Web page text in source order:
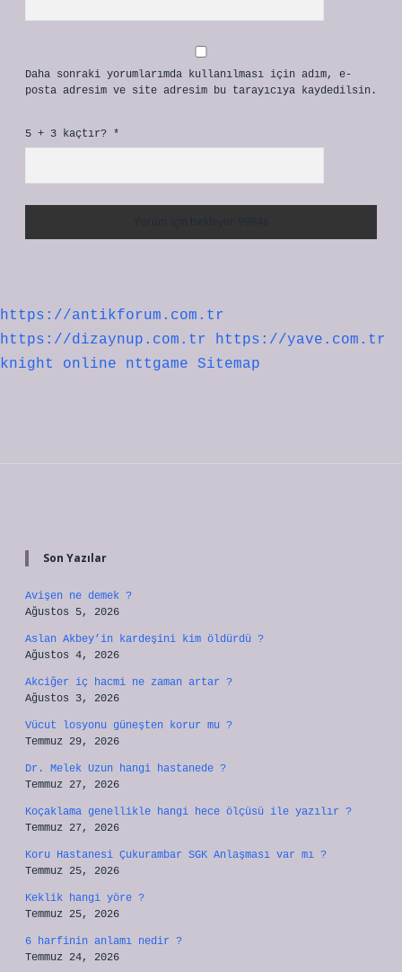
Daha sonraki yorumlarımda kullanılması için adım, e-
posta adresim ve site adresim bu tarayıcıya kaydedilsin.
5 + 3 kaçtır? *
https://antikforum.com.tr
https://dizaynup.com.tr
https://yave.com.tr
knight online
nttgame Sitemap
Son Yazılar
Avişen ne demek ?
Ağustos 5, 2026
Aslan Akbey’in kardeşini kim öldürdü ?
Ağustos 4, 2026
Akciğer iç hacmi ne zaman artar ?
Ağustos 3, 2026
Vücut losyonu güneşten korur mu ?
Temmuz 29, 2026
Dr. Melek Uzun hangi hastanede ?
Temmuz 27, 2026
Koçaklama genellikle hangi hece ölçüsü ile yazılır ?
Temmuz 27, 2026
Koru Hastanesi Çukurambar SGK Anlaşması var mı ?
Temmuz 25, 2026
Keklik hangi yöre ?
Temmuz 25, 2026
6 harfinin anlamı nedir ?
Temmuz 24, 2026